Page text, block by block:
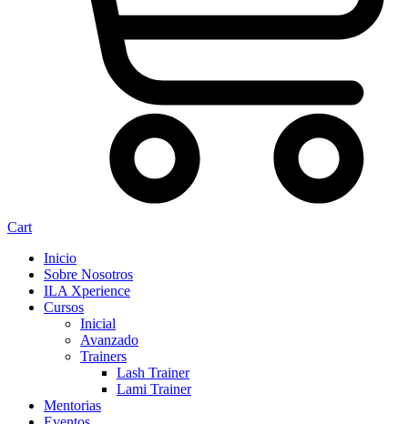
Cart
Inicio
Sobre Nosotros
ILA Xperience
Cursos
Inicial
Avanzado
Trainers
Lash Trainer
Lami Trainer
Mentorias